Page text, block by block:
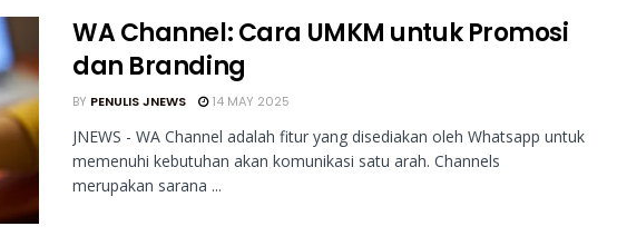
WA Channel: Cara UMKM untuk Promosi
dan Branding
BY PENULIS JNEWS 14 MAY 2025
JNEWS - WA Channel adalah fitur yang disediakan oleh Whatsapp untuk
memenuhi kebutuhan akan komunikasi satu arah. Channels
merupakan sarana ...